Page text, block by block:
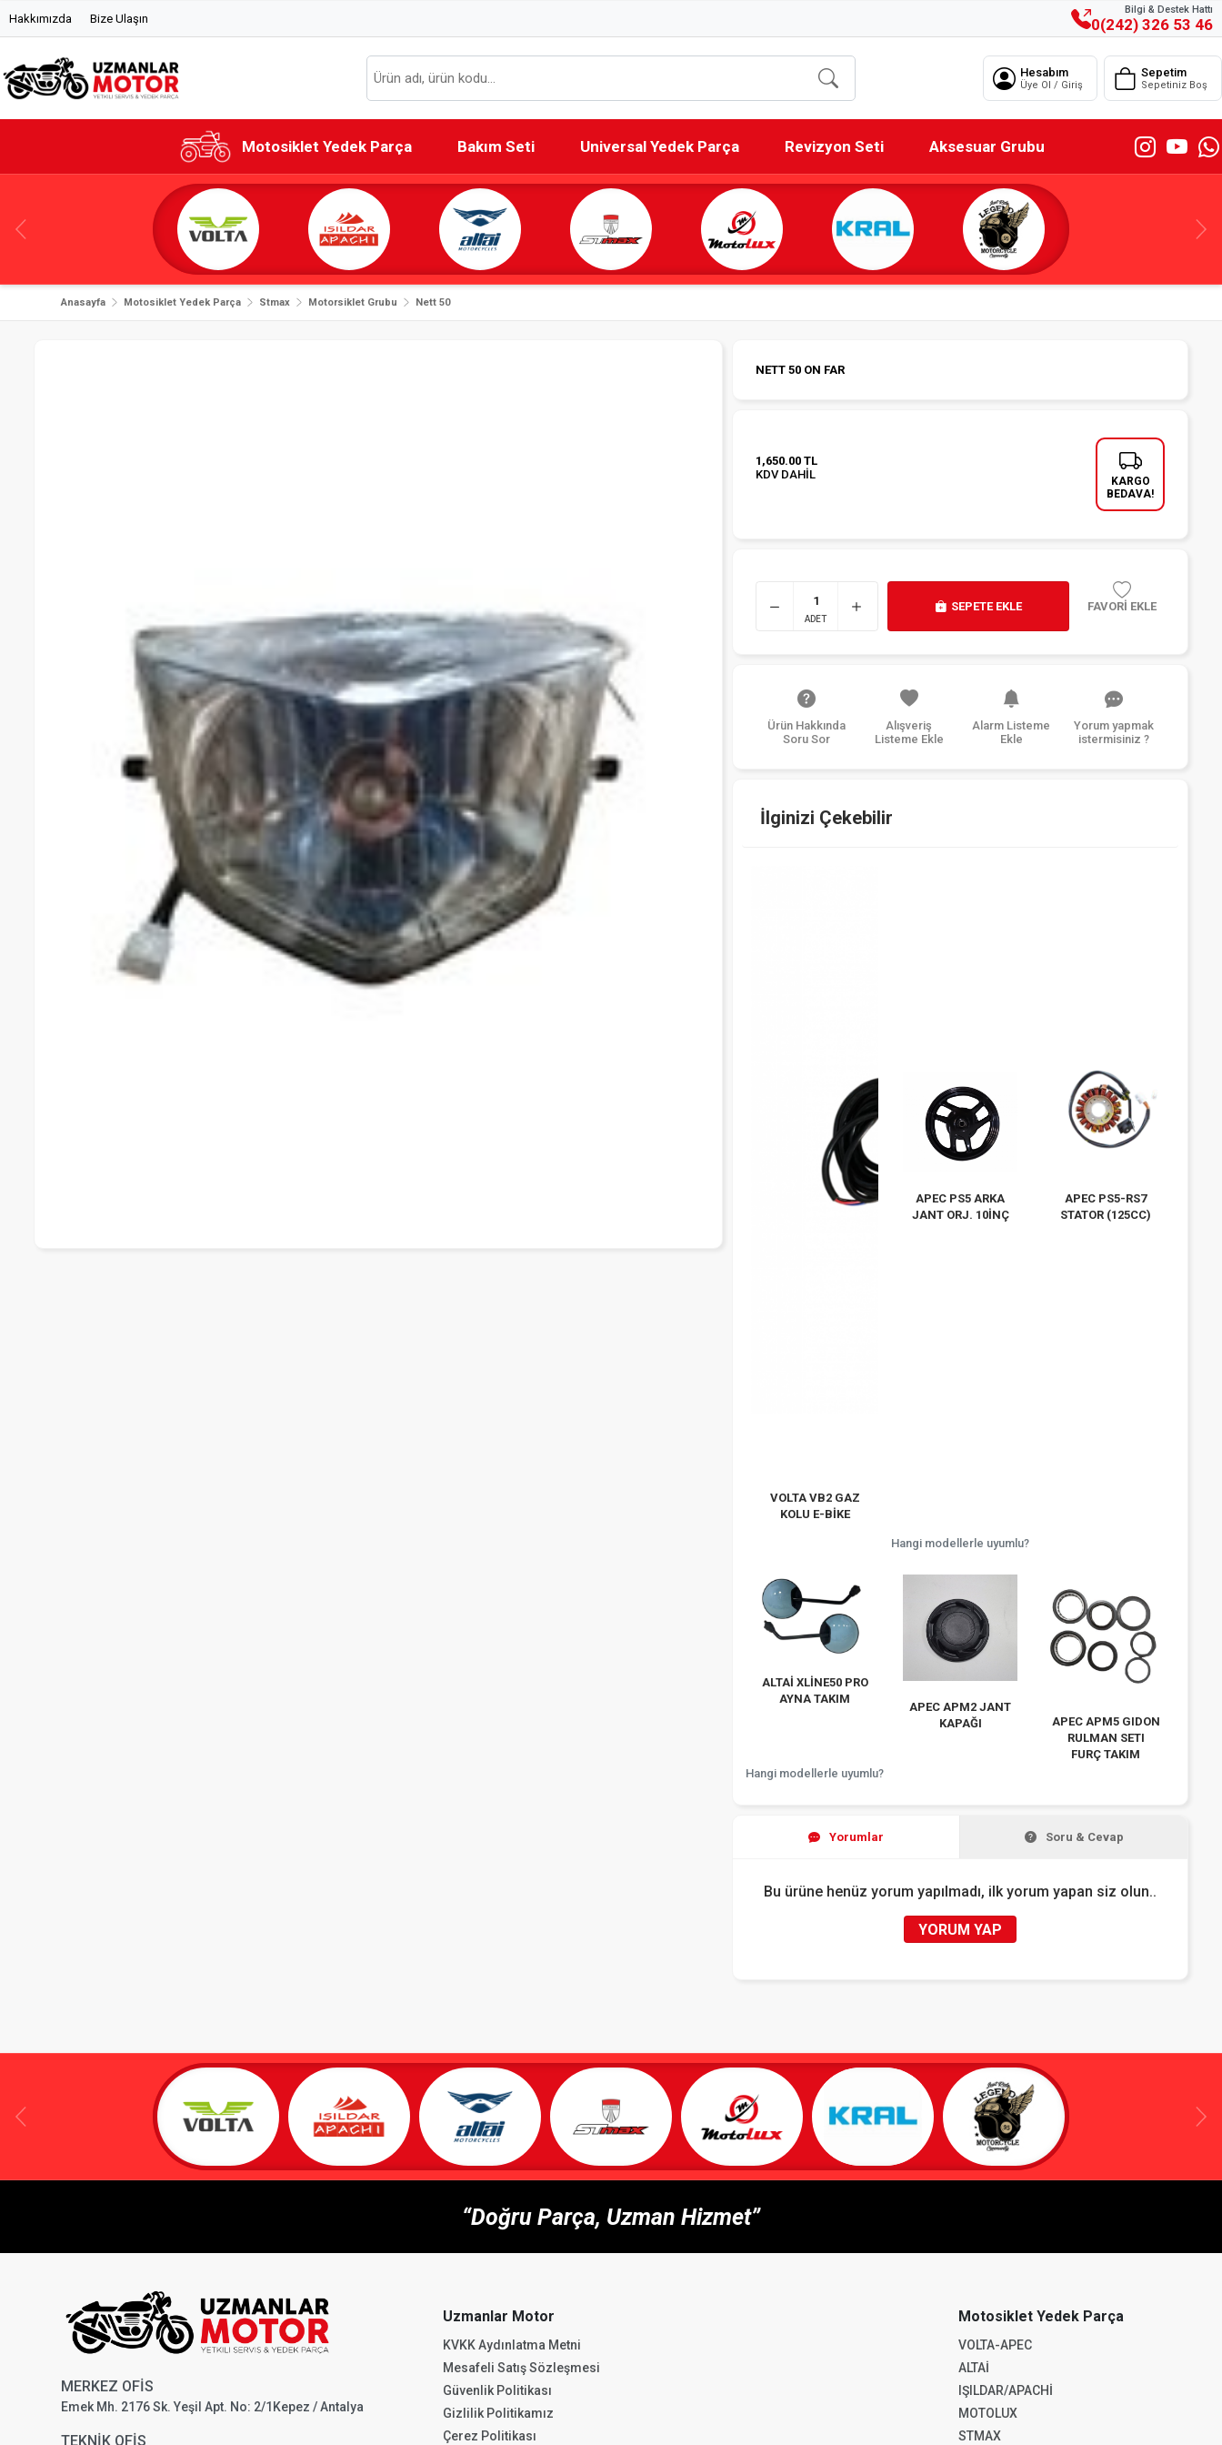
Hakkımızda Bize Ulaşın
Bilgi & Destek Hattı
0(242) 326 53 46
Hesabım
Üye Ol / Giriş
Sepetim
Sepetiniz Boş
Motosiklet Yedek Parça Bakım Seti Universal Yedek Parça Revizyon Seti Aksesuar Grubu
Anasayfa Motosiklet Yedek Parça Stmax Motorsiklet Grubu Nett 50
NETT 50 ON FAR
1,650.00 TL
KDV DAHİL
KARGO
BEDAVA!
ADET
SEPETE EKLE FAVORİ EKLE
Ürün Hakkında
Soru Sor
Alışveriş
Listeme Ekle
Alarm Listeme
Ekle
Yorum yapmak
istermisiniz ?
İlginizi Çekebilir
VOLTA VB2 GAZ
KOLU E-BİKE
APEC PS5 ARKA
JANT ORJ. 10İNÇ
Hangi modellerle uyumlu?
APEC PS5-RS7
STATOR (125CC)
ALTAİ XLİNE50 PRO
AYNA TAKIM
Hangi modellerle uyumlu?
APEC APM2 JANT
KAPAĞI
APEC APM5 GIDON
RULMAN SETI
FURÇ TAKIM
Yorumlar Soru & Cevap
Bu ürüne henüz yorum yapılmadı, ilk yorum yapan siz olun..
YORUM YAP
“Doğru Parça, Uzman Hizmet”
MERKEZ OFİS
Emek Mh. 2176 Sk. Yeşil Apt. No: 2/1Kepez / Antalya
TEKNİK OFİS
Uzmanlar Motor
KVKK Aydınlatma Metni
Mesafeli Satış Sözleşmesi
Güvenlik Politikası
Gizlilik Politikamız
Çerez Politikası
Motosiklet Yedek Parça
VOLTA-APEC
ALTAİ
IŞILDAR/APACHİ
MOTOLUX
STMAX